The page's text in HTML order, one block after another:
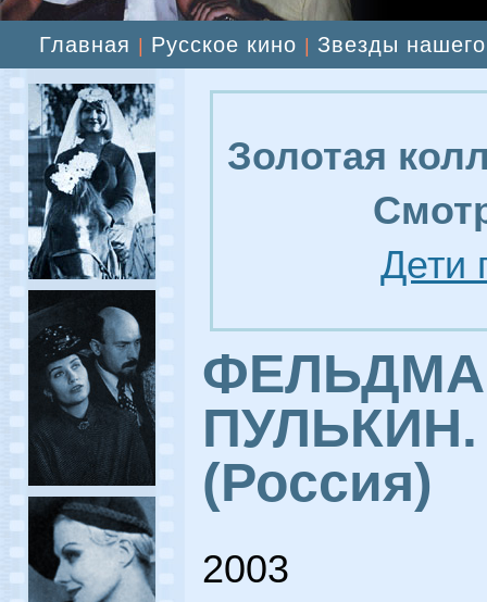
Главная Русское кино Звезды
Золотая
Дети
(Россия)
2003